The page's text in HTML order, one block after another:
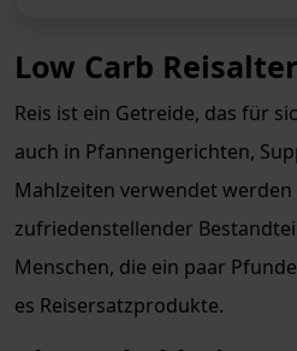
Low Carb
Reis ist ein Getreide, das für
auch in Pfannengerichten,
Mahlzeiten verwendet werden
zufriedenstellender
Menschen, die ein paar
es Reisersatzprodukte.